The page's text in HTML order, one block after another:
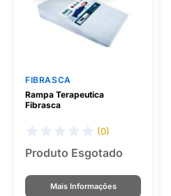
FIBRASCA
Rampa Terapeutica
Fibrasca
(0)
Produto Esgotado
Mais Informações